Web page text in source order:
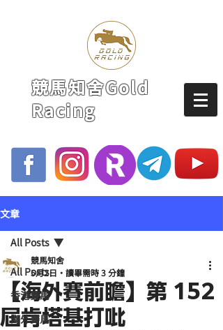
競馬知舍Gold
Racing
文章
All Posts
香港賽馬
海外賽馬
All Posts
【海外賽前瞻】第 152
屆肯塔基打吡
競馬知舍
5月2日
讀畢需時 3 分鐘